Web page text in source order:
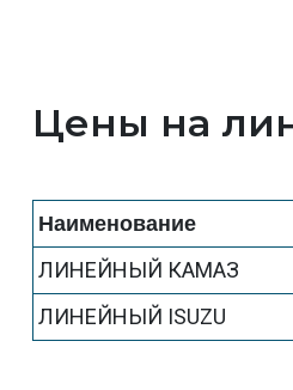
Цены на
Наименование
ЛИНЕЙНЫЙ КАМАЗ
ЛИНЕЙНЫЙ ISUZU